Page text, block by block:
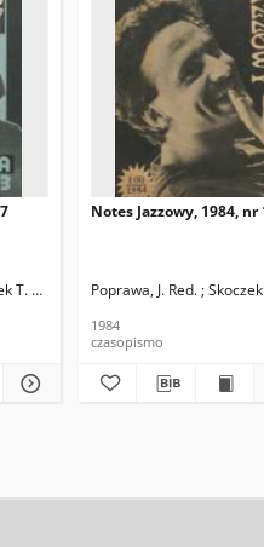
T. Red.
Notes Jazzowy, 1984, nr
Poprawa, J. Red. ; Skoczek
1984
czasopismo